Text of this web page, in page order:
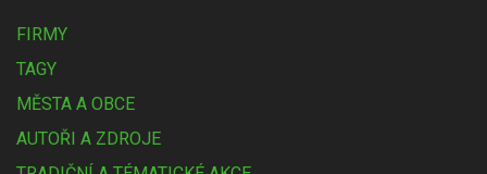
FIRMY
TAGY
MĚSTA A OBCE
AUTOŘI A ZDROJE